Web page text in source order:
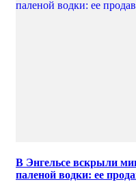
В Энгельсе вскрыли
паленой водки: ее